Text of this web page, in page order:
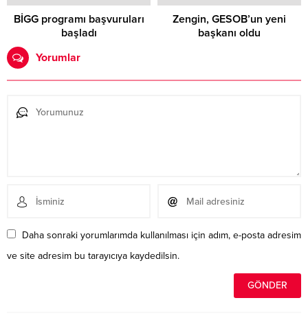
BİGG programı başvuruları
başladı
Zengin, GESOB’un yeni
başkanı oldu
Yorumlar
Daha sonraki yorumlarımda kullanılması için adım, e-posta adresim
ve site adresim bu tarayıcıya kaydedilsin.